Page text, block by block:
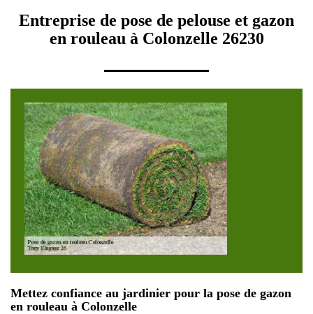
Entreprise de pose de pelouse et gazon
en rouleau à Colonzelle 26230
Mettez confiance au jardinier pour la pose de gazon
en rouleau à Colonzelle